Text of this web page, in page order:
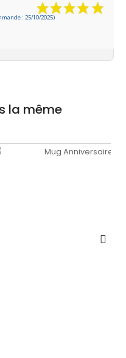
: 25/10/2025)
la même